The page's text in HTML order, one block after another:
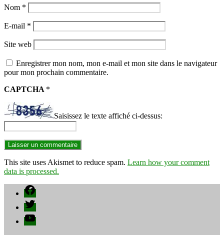
Nom *
E-mail *
Site web
Enregistrer mon nom, mon e-mail et mon site dans le navigateur
pour mon prochain commentaire.
CAPTCHA *
Saisissez le texte affiché ci-dessus:
This site uses Akismet to reduce spam. Learn how your comment
data is processed.
Facebook
Twitter
YouTube